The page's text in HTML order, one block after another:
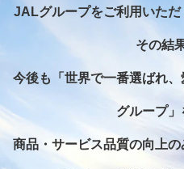
JALグループをご利用いただ
その結
今後も「世界で一番選ばれ
グループ
商品・サービス品質の向上